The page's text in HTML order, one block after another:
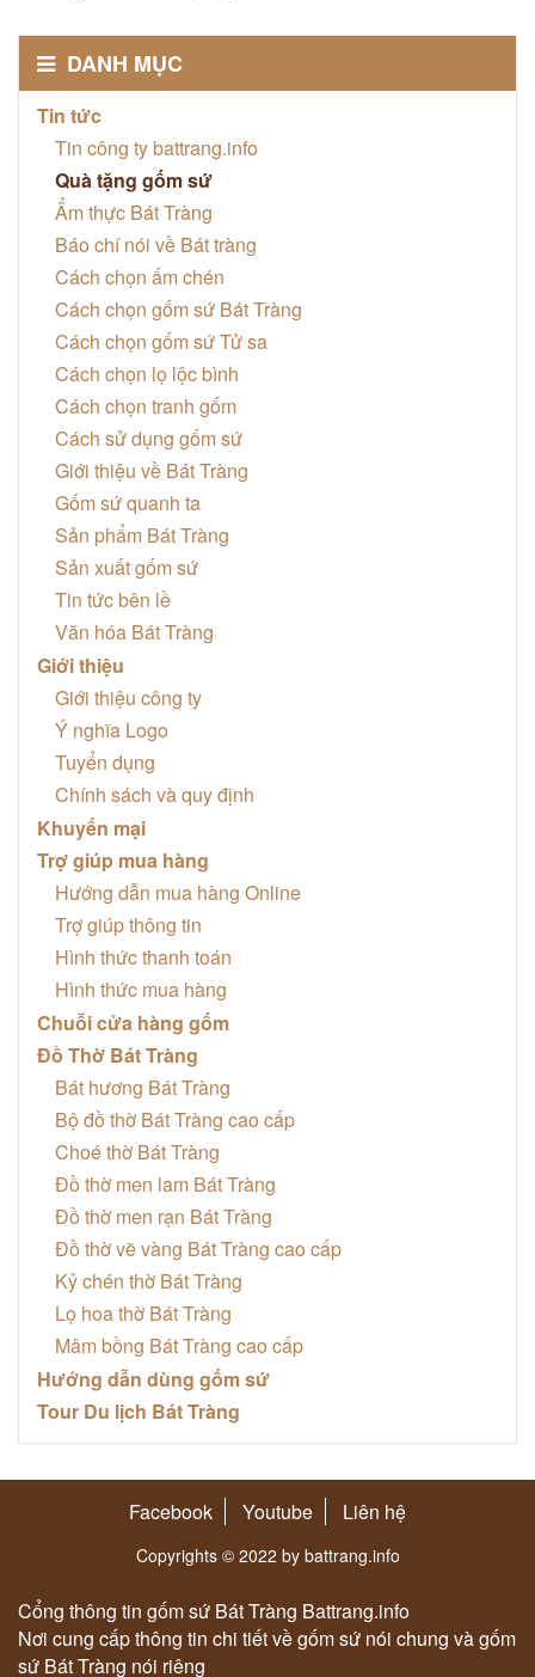
DANH MỤC
Tin tức
Tin công ty battrang.info
Quà tặng gốm sứ
Ẩm thực Bát Tràng
Báo chí nói về Bát tràng
Cách chọn ấm chén
Cách chọn gốm sứ Bát Tràng
Cách chọn gốm sứ Tử sa
Cách chọn lọ lộc bình
Cách chọn tranh gốm
Cách sử dụng gốm sứ
Giới thiệu về Bát Tràng
Gốm sứ quanh ta
Sản phẩm Bát Tràng
Sản xuất gốm sứ
Tin tức bên lề
Văn hóa Bát Tràng
Giới thiệu
Giới thiệu công ty
Ý nghĩa Logo
Tuyển dụng
Chính sách và quy định
Khuyến mại
Trợ giúp mua hàng
Hướng dẫn mua hàng Online
Trợ giúp thông tin
Hình thức thanh toán
Hình thức mua hàng
Chuỗi cửa hàng gốm
Đồ Thờ Bát Tràng
Bát hương Bát Tràng
Bộ đồ thờ Bát Tràng cao cấp
Choé thờ Bát Tràng
Đồ thờ men lam Bát Tràng
Đồ thờ men rạn Bát Tràng
Đồ thờ vẽ vàng Bát Tràng cao cấp
Kỷ chén thờ Bát Tràng
Lọ hoa thờ Bát Tràng
Mâm bồng Bát Tràng cao cấp
Hướng dẫn dùng gốm sứ
Tour Du lịch Bát Tràng
Facebook Youtube Liên hệ
Copyrights © 2022 by battrang.info
Cổng thông tin gốm sứ Bát Tràng Battrang.info
Nơi cung cấp thông tin chi tiết về gốm sứ nói chung và gốm
sứ Bát Tràng nói riêng